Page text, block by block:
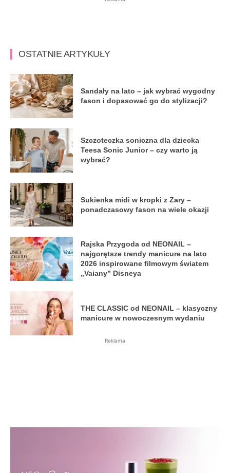
OSTATNIE ARTYKUŁY
Sandały na lato – jak wybrać wygodny
fason i dopasować go do stylizacji?
Szczoteczka soniczna dla dziecka
Teesa Sonic Junior – czy warto ją
wybrać?
Sukienka midi w kropki z Zary –
ponadczasowy fason na wiele okazji
Rajska Przygoda od NEONAIL –
najgorętsze trendy manicure na lato
2026 inspirowane filmowym światem
„Vaiany” Disneya
THE CLASSIC od NEONAIL – klasyczny
manicure w nowoczesnym wydaniu
Reklama